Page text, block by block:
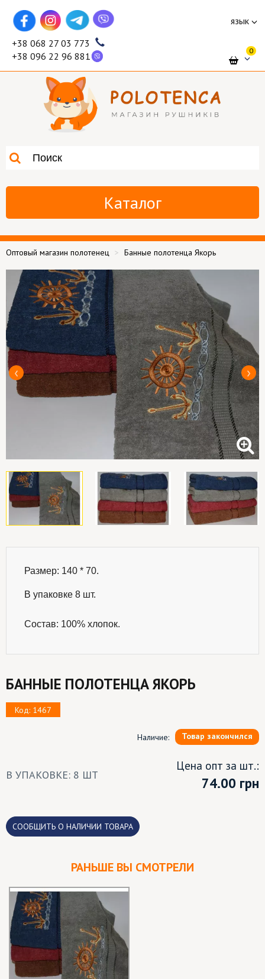
язык
+38 068 27 03 773
+38 096 22 96 881
0
Каталог
Оптовый магазин полотенец Банные полотенца Якорь
Размер: 140 * 70.
В упаковке 8 шт.
Состав: 100% хлопок.
БАННЫЕ ПОЛОТЕНЦА ЯКОРЬ
Код: 1467
Наличие: Товар закончился
В УПАКОВКЕ: 8 ШТ
Цена опт за шт.:
74.00 грн
CООБЩИТЬ О НАЛИЧИИ ТОВАРА
РАНЬШЕ ВЫ СМОТРЕЛИ